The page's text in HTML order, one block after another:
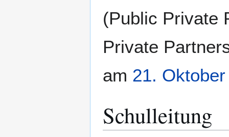
(Public Private
Private
am 21. Oktober
Schulleitung